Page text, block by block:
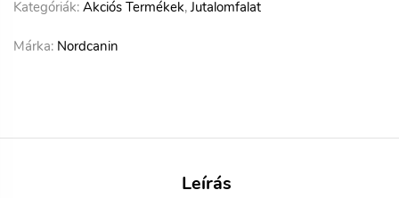
Kategóriák: Akciós Termékek, Jutalomfalat
Márka: Nordcanin
Leírás